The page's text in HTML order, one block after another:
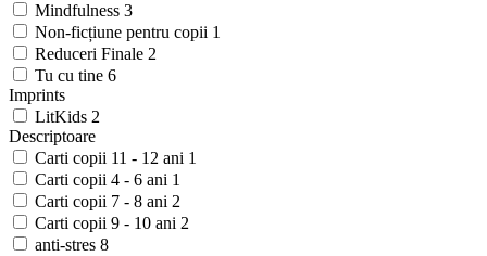
Mindfulness 3
Non-ficțiune pentru copii 1
Reduceri Finale 2
Tu cu tine 6
Imprints
LitKids 2
Descriptoare
Carti copii 11 - 12 ani 1
Carti copii 4 - 6 ani 1
Carti copii 7 - 8 ani 2
Carti copii 9 - 10 ani 2
anti-stres 8